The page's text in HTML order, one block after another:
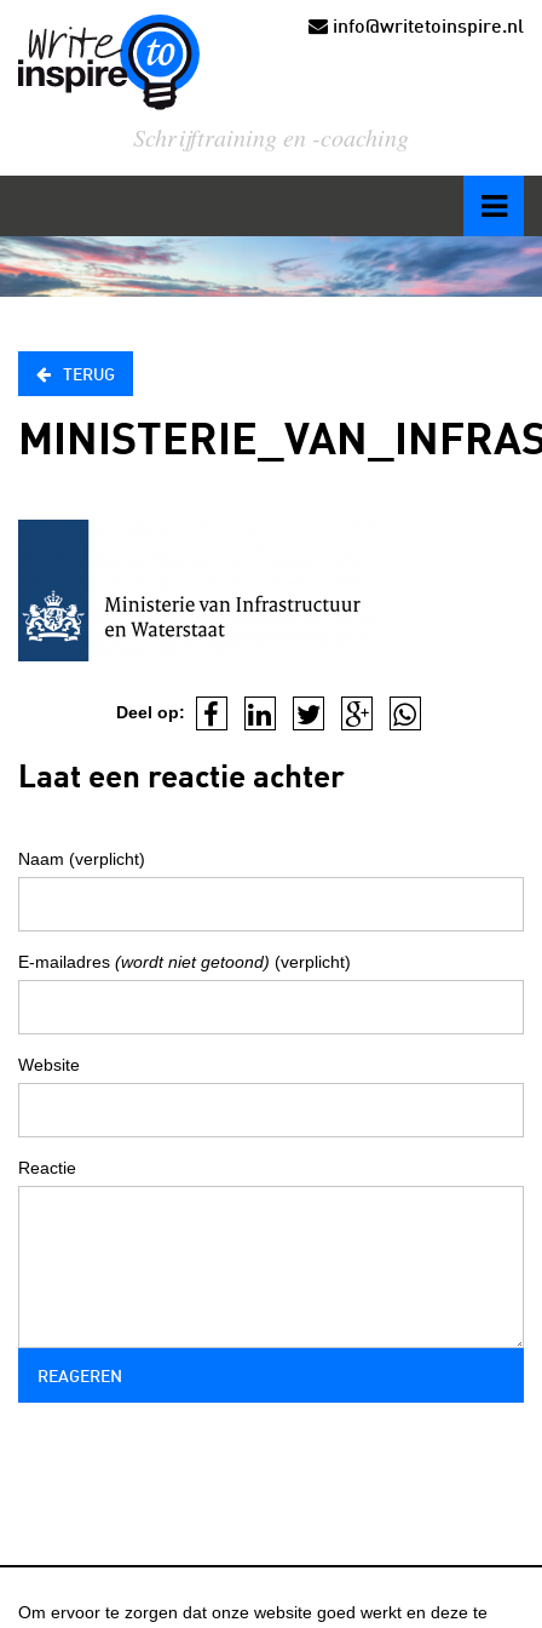
info@writetoinspire.nl
Schrijftraining en -coaching
TERUG
Deel op:
Laat een reactie achter
Naam (verplicht)
E-mailadres (wordt niet getoond) (verplicht)
Website
Reactie
Om ervoor te zorgen dat onze website goed werkt en deze te